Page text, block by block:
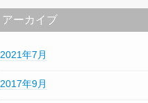
アーカイブ
2021年7月
2017年9月